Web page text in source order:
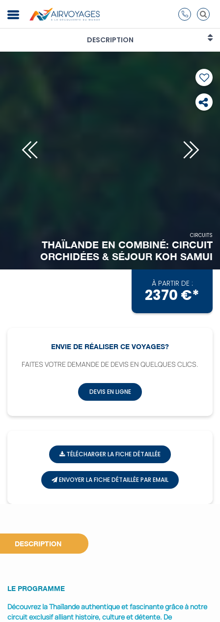
DESCRIPTION
CIRCUITS
THAÏLANDE EN COMBINÉ: CIRCUIT
ORCHIDÉES & SÉJOUR KOH SAMUI
À PARTIR DE :
2370 €*
ENVIE DE RÉALISER CE VOYAGES?
FAITES VOTRE DEMANDE DE DEVIS EN QUELQUES CLICS.
DEVIS EN LIGNE
TÉLÉCHARGER LA FICHE DÉTAILLÉE
ENVOYER LA FICHE DÉTAILLÉE PAR EMAIL
DESCRIPTION
LE PROGRAMME
Découvrez la Thaïlande authentique et fascinante grâce à notre
circuit exclusif alliant histoire, culture et détente. De